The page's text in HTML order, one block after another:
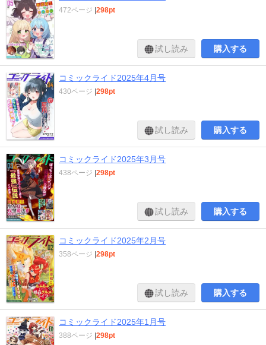
472ページ |298pt
試し読み 購入する
コミックライド2025年4月号
430ページ |298pt
試し読み 購入する
コミックライド2025年3月号
438ページ |298pt
試し読み 購入する
コミックライド2025年2月号
358ページ |298pt
試し読み 購入する
コミックライド2025年1月号
388ページ |298pt